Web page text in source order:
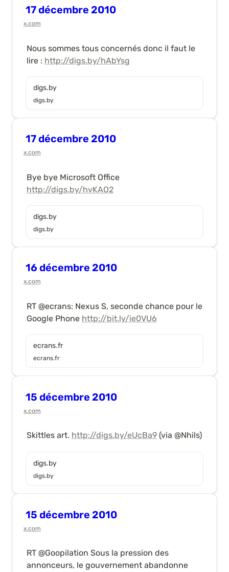
17 décembre 2010
x.com
Nous sommes tous concernés donc il faut le
lire : http://digs.by/hAbYsg
digs.by
digs.by
17 décembre 2010
x.com
Bye bye Microsoft Office
http://digs.by/hvKAO2
digs.by
digs.by
16 décembre 2010
x.com
RT @ecrans: Nexus S, seconde chance pour le
Google Phone http://bit.ly/ie0VU6
ecrans.fr
ecrans.fr
15 décembre 2010
x.com
Skittles art. http://digs.by/eUcBa9 (via @Nhils)
digs.by
digs.by
15 décembre 2010
x.com
RT @Goopilation Sous la pression des
annonceurs, le gouvernement abandonne